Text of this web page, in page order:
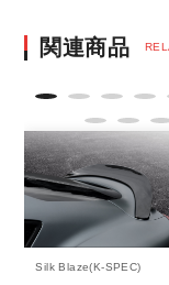
決済後の正式
て
・決済後の
不可となり
違い無いよ
※商品写真
ジが若干異
商品名や
関連商品
Silk Blaze(K-SPEC)